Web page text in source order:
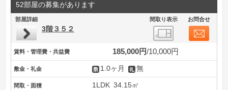
52部屋の募集があります
部屋詳細 間取り表示 お問合せ
3階３５２
賃料・管理費・共益費 185,000円 10,000円
敷金・礼金 1.0ヶ月 無
間取・面積 1LDK 34.15㎡